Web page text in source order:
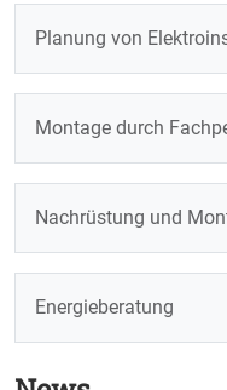
Planung von
Montage durch
Nachrüstung und
Energieberatung